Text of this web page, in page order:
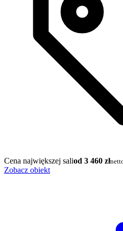
Cena największej saliod 3 460 zł
Zobacz obiekt